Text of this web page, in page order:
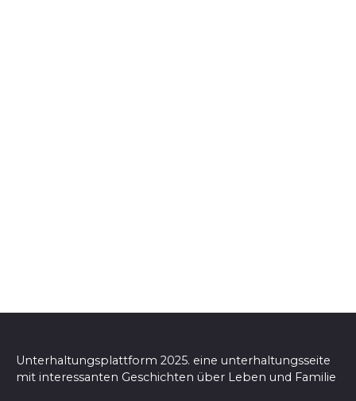
Unterhaltungsplattform 2025. eine unterhaltungsseite
mit interessanten Geschichten über Leben und Familie